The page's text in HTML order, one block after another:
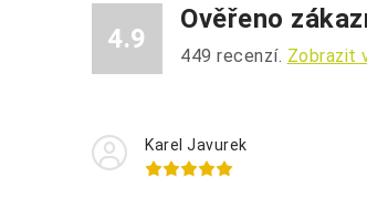
4.9
Ověřeno
449 recenzí. Zobrazit
Karel Javurek